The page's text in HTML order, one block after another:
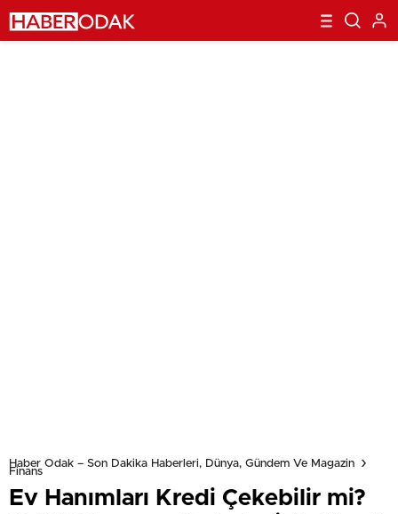
Haber Odak – Son Dakika Haberleri, Dünya, Gündem Ve Magazin
Finans
Ev Hanımları Kredi Çekebilir mi?